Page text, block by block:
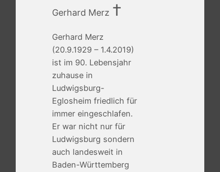
Gerhard Merz †
Gerhard Merz
(20.9.1929 – 1.4.2019)
ist im 90. Lebensjahr
zuhause in
Ludwigsburg-
Eglosheim friedlich für
immer eingeschlafen.
Er war nicht nur für
Ludwigsburg sondern
auch landesweit in
Baden-Württemberg